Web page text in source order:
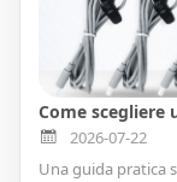
2026-07-22
Una guida pratica